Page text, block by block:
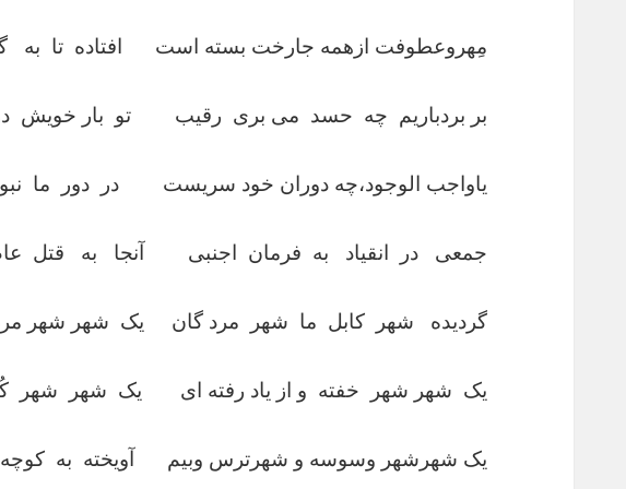
مِهروعطوفت ازهمه جارخت بسته است افتاده تا به
بر بردباریم چه حسد می بری رقیب تو بار خویش
یاواجب الوجود،چه دوران خود سریست در دور ما
جمعی در انقیاد به فرمان اجنبی آنجا به قتل عام
گردیده شهر کابل ما شهر مرد گان یک شهر شهر
یک شهر شهر خفته و از یاد رفته ای یک شهر شهر
یک شهرشهر وسوسه و شهرترس وبیم آویخته به